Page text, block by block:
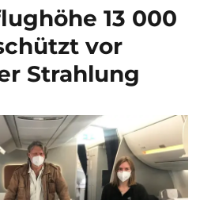
wollen
13 000
vor
Strahlung